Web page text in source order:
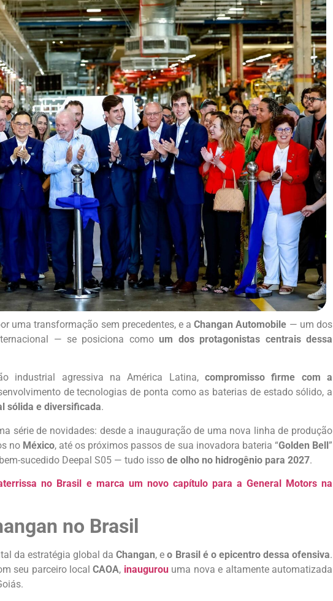
uma transformação sem precedentes, e aChangan Automobile — um dos
— se posiciona comoum dos protagonistas centrais dessa
industrial agressiva na América Latina, compromisso firme com a
de tecnologias de ponta como as baterias de estado sólido, a
sólida e diversificada.
série de novidades: desde a inauguração de uma nova linha de produção
no México, até os próximos passos de sua inovadora bateria “Golden Bell”
sucedido Deepal S05 — tudo isso de olho no hidrogênio para 2027.
no Brasil e marca um novo capítulo para a General Motors na
no Brasil
da estratégia global daChangan, eo Brasil é o epicentro dessa ofensiva.
seu parceiro localCAOA, inaugurouuma nova e altamente automatizada